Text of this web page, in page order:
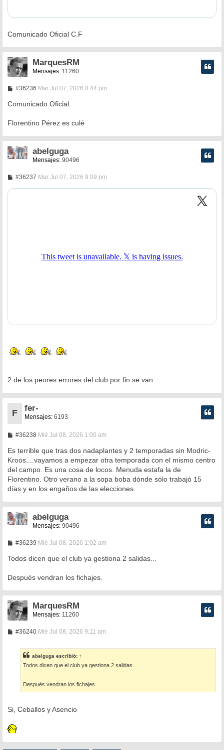
Comunicado Oficial C.F
MarquesRM
Mensajes: 11260
#36236M
n
s
j
Mar Jul 07, 2026 8:44 pm
Comunicado Oficial
Florentino Pérez es culé
abelguga
Mensajes: 90496
#36237M
n
Mar Jul 07, 2026 9:09 pm
2 de los peores errores del club por fin se van
F
fer-
Mensajes: 6193
#36238M
n
a
j
e
Mié Jul 08, 2026 1:00 am
Es terrible que tras dos nadaplantes y 2 temporadas sin Modric-
Kroos....vayamos a empezar otra temporada con el mismo centro
del campo. Es una cosa de locos. Menuda estafa la de
Florentino. Otro verano a la sopa boba dónde sólo trabajó 15
días y en los engaños de las elecciones.
abelguga
Mensajes: 90496
#36239M
n
Mié Jul 08, 2026 1:02 am
Todos dicen que el club ya gestiona 2 salidas...
Después vendran los fichajes.
MarquesRM
Mensajes: 11260
#36240M
a
j
Mié Jul 08, 2026 9:11 am
abelguga escribió: ↑
Todos dicen que el club ya gestiona 2 salidas...
Después vendran los fichajes.
Si, Ceballos y Asencio